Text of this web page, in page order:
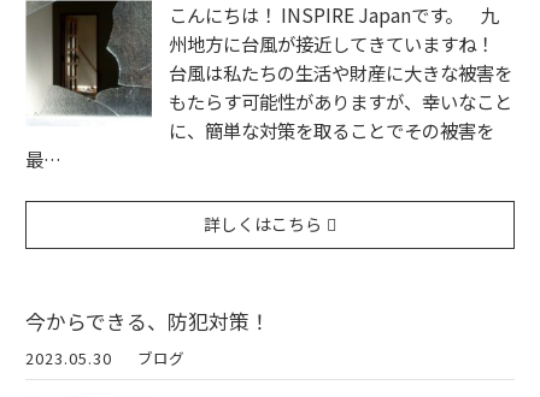
こんにちは！ INSPIRE Japanです。 九
州地方に台風が接近してきていますね！
台風は私たちの生活や財産に大きな被害を
もたらす可能性がありますが、幸いなこと
に、簡単な対策を取ることでその被害を
最…
詳しくはこちら
今からできる、防犯対策！
2023.05.30 ブログ